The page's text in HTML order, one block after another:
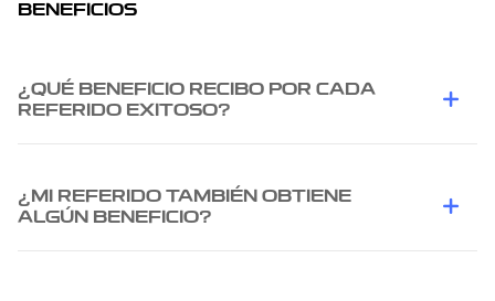
BENEFICIOS
¿QUÉ BENEFICIO RECIBO POR CADA
REFERIDO EXITOSO?
¿MI REFERIDO TAMBIÉN OBTIENE
ALGÚN BENEFICIO?